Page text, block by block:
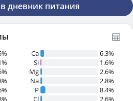
дневник питания
Ca
6.3%
Si
1.6%
Mg
2.6%
Na
2.8%
P
8.4%
Cl
2.6%